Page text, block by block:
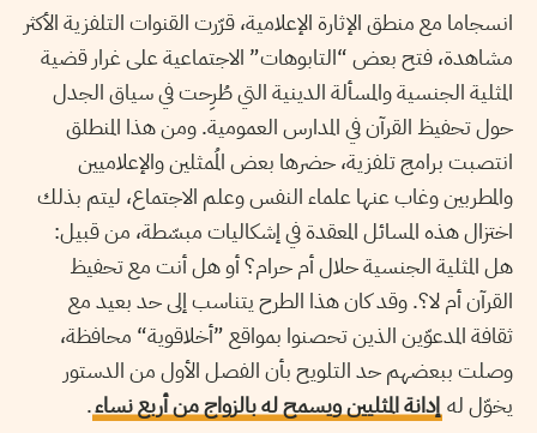
انسجاما مع منطق الإثارة الإعلامية، قرّرت القنوات التلفزية الأكثر
مشاهدة، فتح بعض “التابوهات” الاجتماعية على غرار قضية
المثلية الجنسية والمسألة الدينية التي طُرِحت في سياق الجدل
حول تحفيظ القرآن في المدارس العمومية. ومن هذا المنطلق
انتصبت برامج تلفزية، حضرها بعض المُمثلين والإعلاميين
والمطربين وغاب عنها علماء النفس وعلم الاجتماع، ليتم بذلك
اختزال هذه المسائل المعقدة في إشكاليات مبسّطة، من قبيل:
هل المثلية الجنسية حلال أم حرام؟ أو هل أنت مع تحفيظ
القرآن أم لا؟. وقد كان هذا الطرح يتناسب إلى حد بعيد مع
ثقافة المدعوّين الذين تحصنوا بمواقع ”أخلاقوية“ محافظة،
وصلت ببعضهم حد التلويح بأن الفصل الأول من الدستور
يخوّل له إدانة المثليين ويسمح له بالزواج من أربع نساء.